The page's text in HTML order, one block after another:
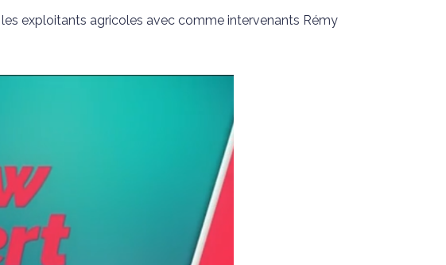
exploitants agricoles avec comme intervenants Rémy